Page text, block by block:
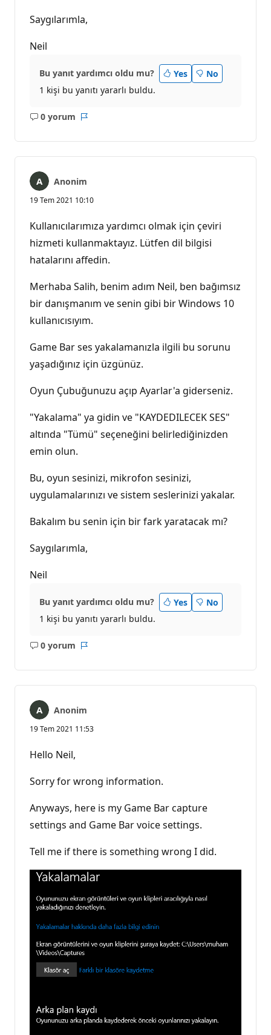
Saygılarımla,
Neil
Bu yanıt yardımcı oldu mu? Yes
No
1 kişi bu yanıtı yararlı buldu.
0 yorum
Açıklama
Anonim
19 Tem 2021 10:10
Kullanıcılarımıza yardımcı olmak için çeviri
hizmeti kullanmaktayız. Lütfen dil bilgisi
hatalarını affedin.
Merhaba Salih, benim adım Neil, ben bağımsız
bir danışmanım ve senin gibi bir Windows 10
kullanıcısıyım.
Game Bar ses yakalamanızla ilgili bu sorunu
yaşadığınız için üzgünüz.
Oyun Çubuğunuzu açıp Ayarlar'a giderseniz.
"Yakalama" ya gidin ve "KAYDEDILECEK SES"
altında "Tümü" seçeneğini belirlediğinizden
emin olun.
Bu, oyun sesinizi, mikrofon sesinizi,
uygulamalarınızı ve sistem seslerinizi yakalar.
Bakalım bu senin için bir fark yaratacak mı?
Saygılarımla,
Neil
Bu yanıt yardımcı oldu mu? Yes
No
1 kişi bu yanıtı yararlı buldu.
0 yorum
Açıklama
Anonim
19 Tem 2021 11:53
Hello Neil,
Sorry for wrong information.
Anyways, here is my Game Bar capture
settings and Game Bar voice settings.
Tell me if there is something wrong I did.